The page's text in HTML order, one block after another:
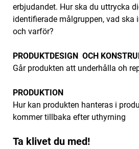
erbjudandet. Hur ska du uttrycka
identifierade målgruppen, vad ska
och varför?‌
PRODUKTDESIGN OCH
Går produkten att underhålla oh
‌PRODUKTION
Hur kan produkten hanteras i
kommer tillbaka efter uthyrning
Ta klivet du med!